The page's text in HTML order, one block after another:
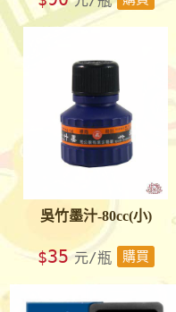
吳竹墨汁-80cc(小)
$35 元/瓶 購買